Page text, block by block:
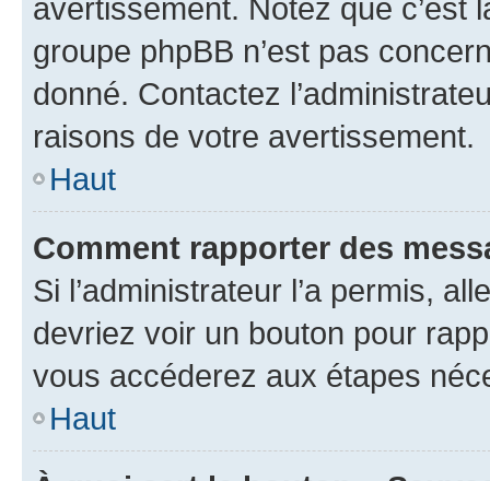
avertissement. Notez que c’est
groupe phpBB n’est pas
donné. Contactez
raisons de votre avertissement.
Haut
Comment rapporter des
Si l’administrateur l’a permis,
devriez voir un bouton pour
vous accéderez aux étapes
Haut